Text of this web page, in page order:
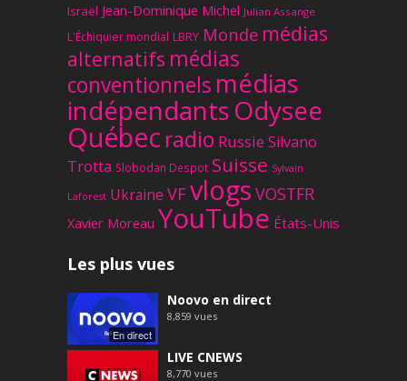
Israël Jean-Dominique Michel Julian Assange
L'Échiquier mondial LBRY Monde médias
alternatifs médias
conventionnels médias
indépendantsOdysee
Québec radio Russie Silvano
Trotta Slobodan Despot Suisse Sylvain
Laforest Ukraine VFvlogs VOSTFR
Xavier Moreau YouTube États-Unis
Les plus vues
En direct
Noovo en direct
8,859 vues
LIVE CNEWS
8,770 vues